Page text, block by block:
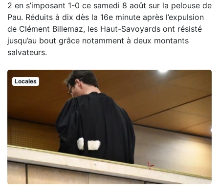
2 en s’imposant 1-0 ce samedi 8 août sur la pelouse de
Pau. Réduits à dix dès la 16e minute après l’expulsion
de Clément Billemaz, les Haut-Savoyards ont résisté
jusqu’au bout grâce notamment à deux montants
salvateurs.
Locales